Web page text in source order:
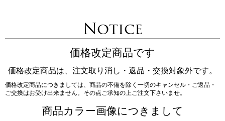
Notice
価格改定商品です
価格改定商品は、注文取り消し・返品・交換対象外です。
価格改定商品につきましては、商品の不備を除く一切のキャンセル・ご返品・
ご交換はお受け出来ません。その点ご承知の上ご注文下さいませ。
商品カラー画像につきまして